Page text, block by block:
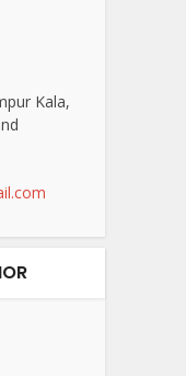
Kala,